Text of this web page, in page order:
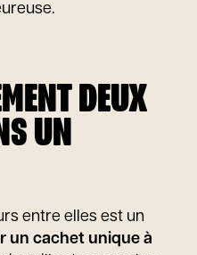
DEUX
UN
entre elles est un
un cachet unique à